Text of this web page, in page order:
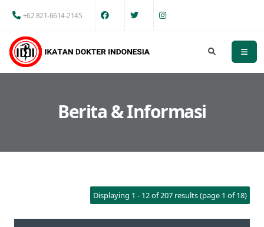
+62 821-6614-2145
Berita & Informasi
Displaying 1 - 12 of 207 results (page 1 of 18)